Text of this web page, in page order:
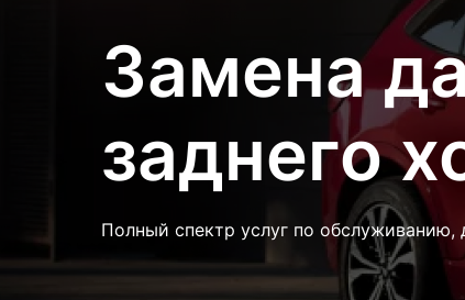
Замена
заднего
Полный спектр услуг по обслуживанию,